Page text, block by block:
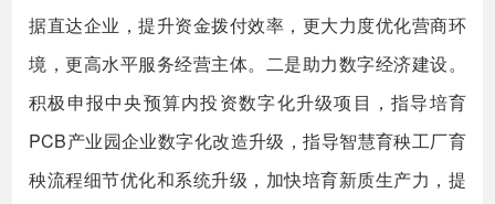
据直达企业，提升资金拨付效率，更大力度优化营商环
境，更高水平服务经营主体。二是助力数字经济建设。
积极申报中央预算内投资数字化升级项目，指导培育
PCB产业园企业数字化改造升级，指导智慧育秧工厂育
秧流程细节优化和系统升级，加快培育新质生产力，提